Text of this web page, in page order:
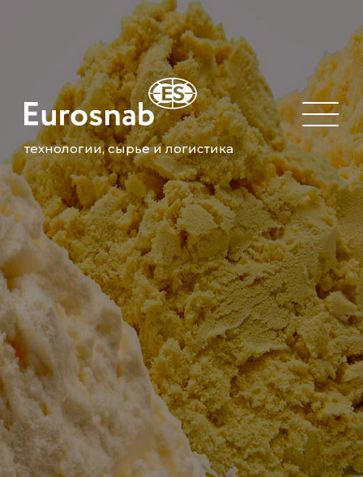
технологии, сырье и логистика